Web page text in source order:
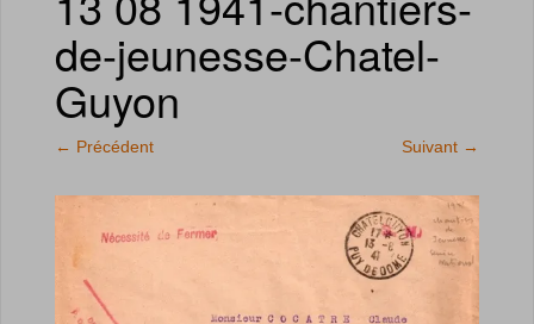
de-jeunesse-Chatel-
Guyon
← Précédent Suivant →